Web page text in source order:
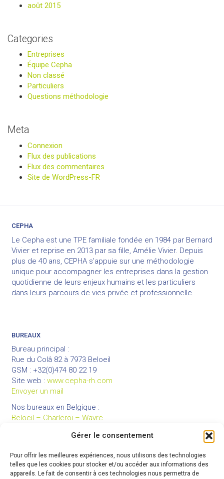
Gérer le consentement
Pour offrir les meilleures expériences, nous utilisons des technologies
telles que les cookies pour stocker et/ou accéder aux informations des
appareils. Le fait de consentir à ces technologies nous permettra de
août 2015
Categories
Entreprises
Équipe Cepha
Non classé
Particuliers
Questions méthodologie
Meta
Connexion
Flux des publications
Flux des commentaires
Site de WordPress-FR
CEPHA
Le Cepha est une TPE familiale fondée en 1984 par Bernard
Vivier et reprise en 2013 par sa fille, Amélie Vivier. Depuis
plus de 40 ans, CEPHA s’appuie sur une méthodologie
unique pour accompagner les entreprises dans la gestion
quotidienne de leurs enjeux humains et les particuliers
dans leurs parcours de vies privée et professionnelle.
BUREAUX
Bureau principal :
Rue du Colâ 82 à 7973 Beloeil
GSM : +32(0)474 80 22 19
Site web : www.cepha-rh.com
Envoyer un mail
Nos bureaux en Belgique :
Beloeil – Charleroi – Wavre
LIENS UTILES
Mentions légales